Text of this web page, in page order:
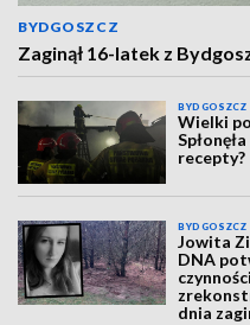
BYDGOSZCZ
Zaginął 16-latek z
BYDGOSZCZ
Wielki
recepty?
BYDGOSZCZ
Jowita
DNA
dnia